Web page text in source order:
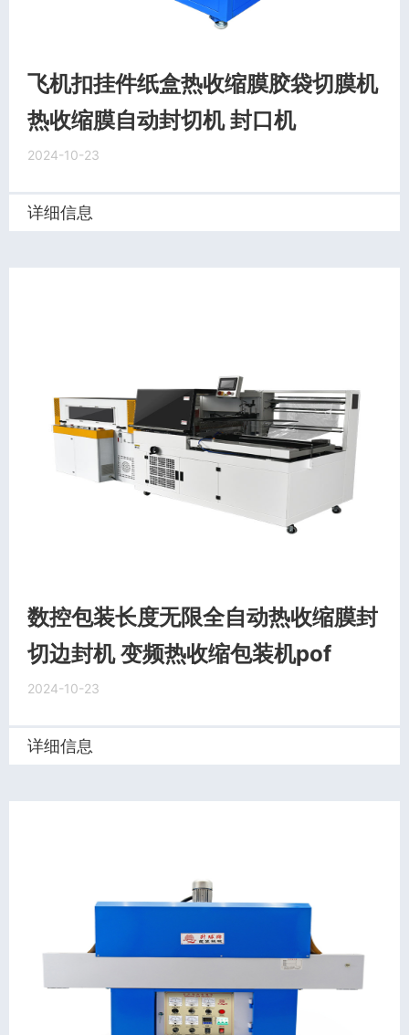
飞机扣挂件纸盒热收缩膜胶袋切膜机
热收缩膜自动封切机 封口机
2024-10-23
详细信息
数控包装长度无限全自动热收缩膜封
切边封机 变频热收缩包装机pof
2024-10-23
详细信息